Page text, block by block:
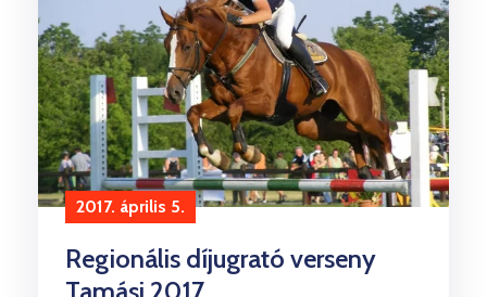
2017. április 5.
Regionális díjugrató verseny